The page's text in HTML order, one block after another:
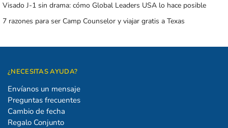
Visado J-1 sin drama: cómo Global Leaders USA lo hace posible
7 razones para ser Camp Counselor y viajar gratis a Texas
¿NECESITAS AYUDA?
Envíanos un mensaje
Preguntas frecuentes
Cambio de fecha
Regalo Conjunto